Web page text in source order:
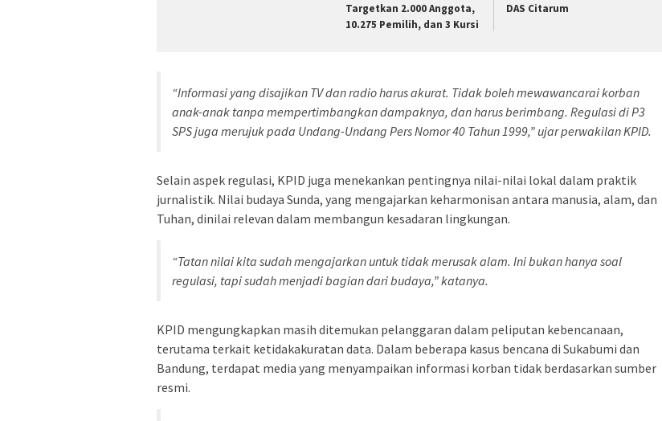
Targetkan 2.000 Anggota,
10.275 Pemilih, dan 3 Kursi
DAS Citarum
“Informasi yang disajikan TV dan radio harus akurat. Tidak boleh mewawancarai korban
anak-anak tanpa mempertimbangkan dampaknya, dan harus berimbang. Regulasi di P3
SPS juga merujuk pada Undang-Undang Pers Nomor 40 Tahun 1999,” ujar perwakilan KPID.
Selain aspek regulasi, KPID juga menekankan pentingnya nilai-nilai lokal dalam praktik
jurnalistik. Nilai budaya Sunda, yang mengajarkan keharmonisan antara manusia, alam, dan
Tuhan, dinilai relevan dalam membangun kesadaran lingkungan.
“Tatan nilai kita sudah mengajarkan untuk tidak merusak alam. Ini bukan hanya soal
regulasi, tapi sudah menjadi bagian dari budaya,” katanya.
KPID mengungkapkan masih ditemukan pelanggaran dalam peliputan kebencanaan,
terutama terkait ketidakakuratan data. Dalam beberapa kasus bencana di Sukabumi dan
Bandung, terdapat media yang menyampaikan informasi korban tidak berdasarkan sumber
resmi.